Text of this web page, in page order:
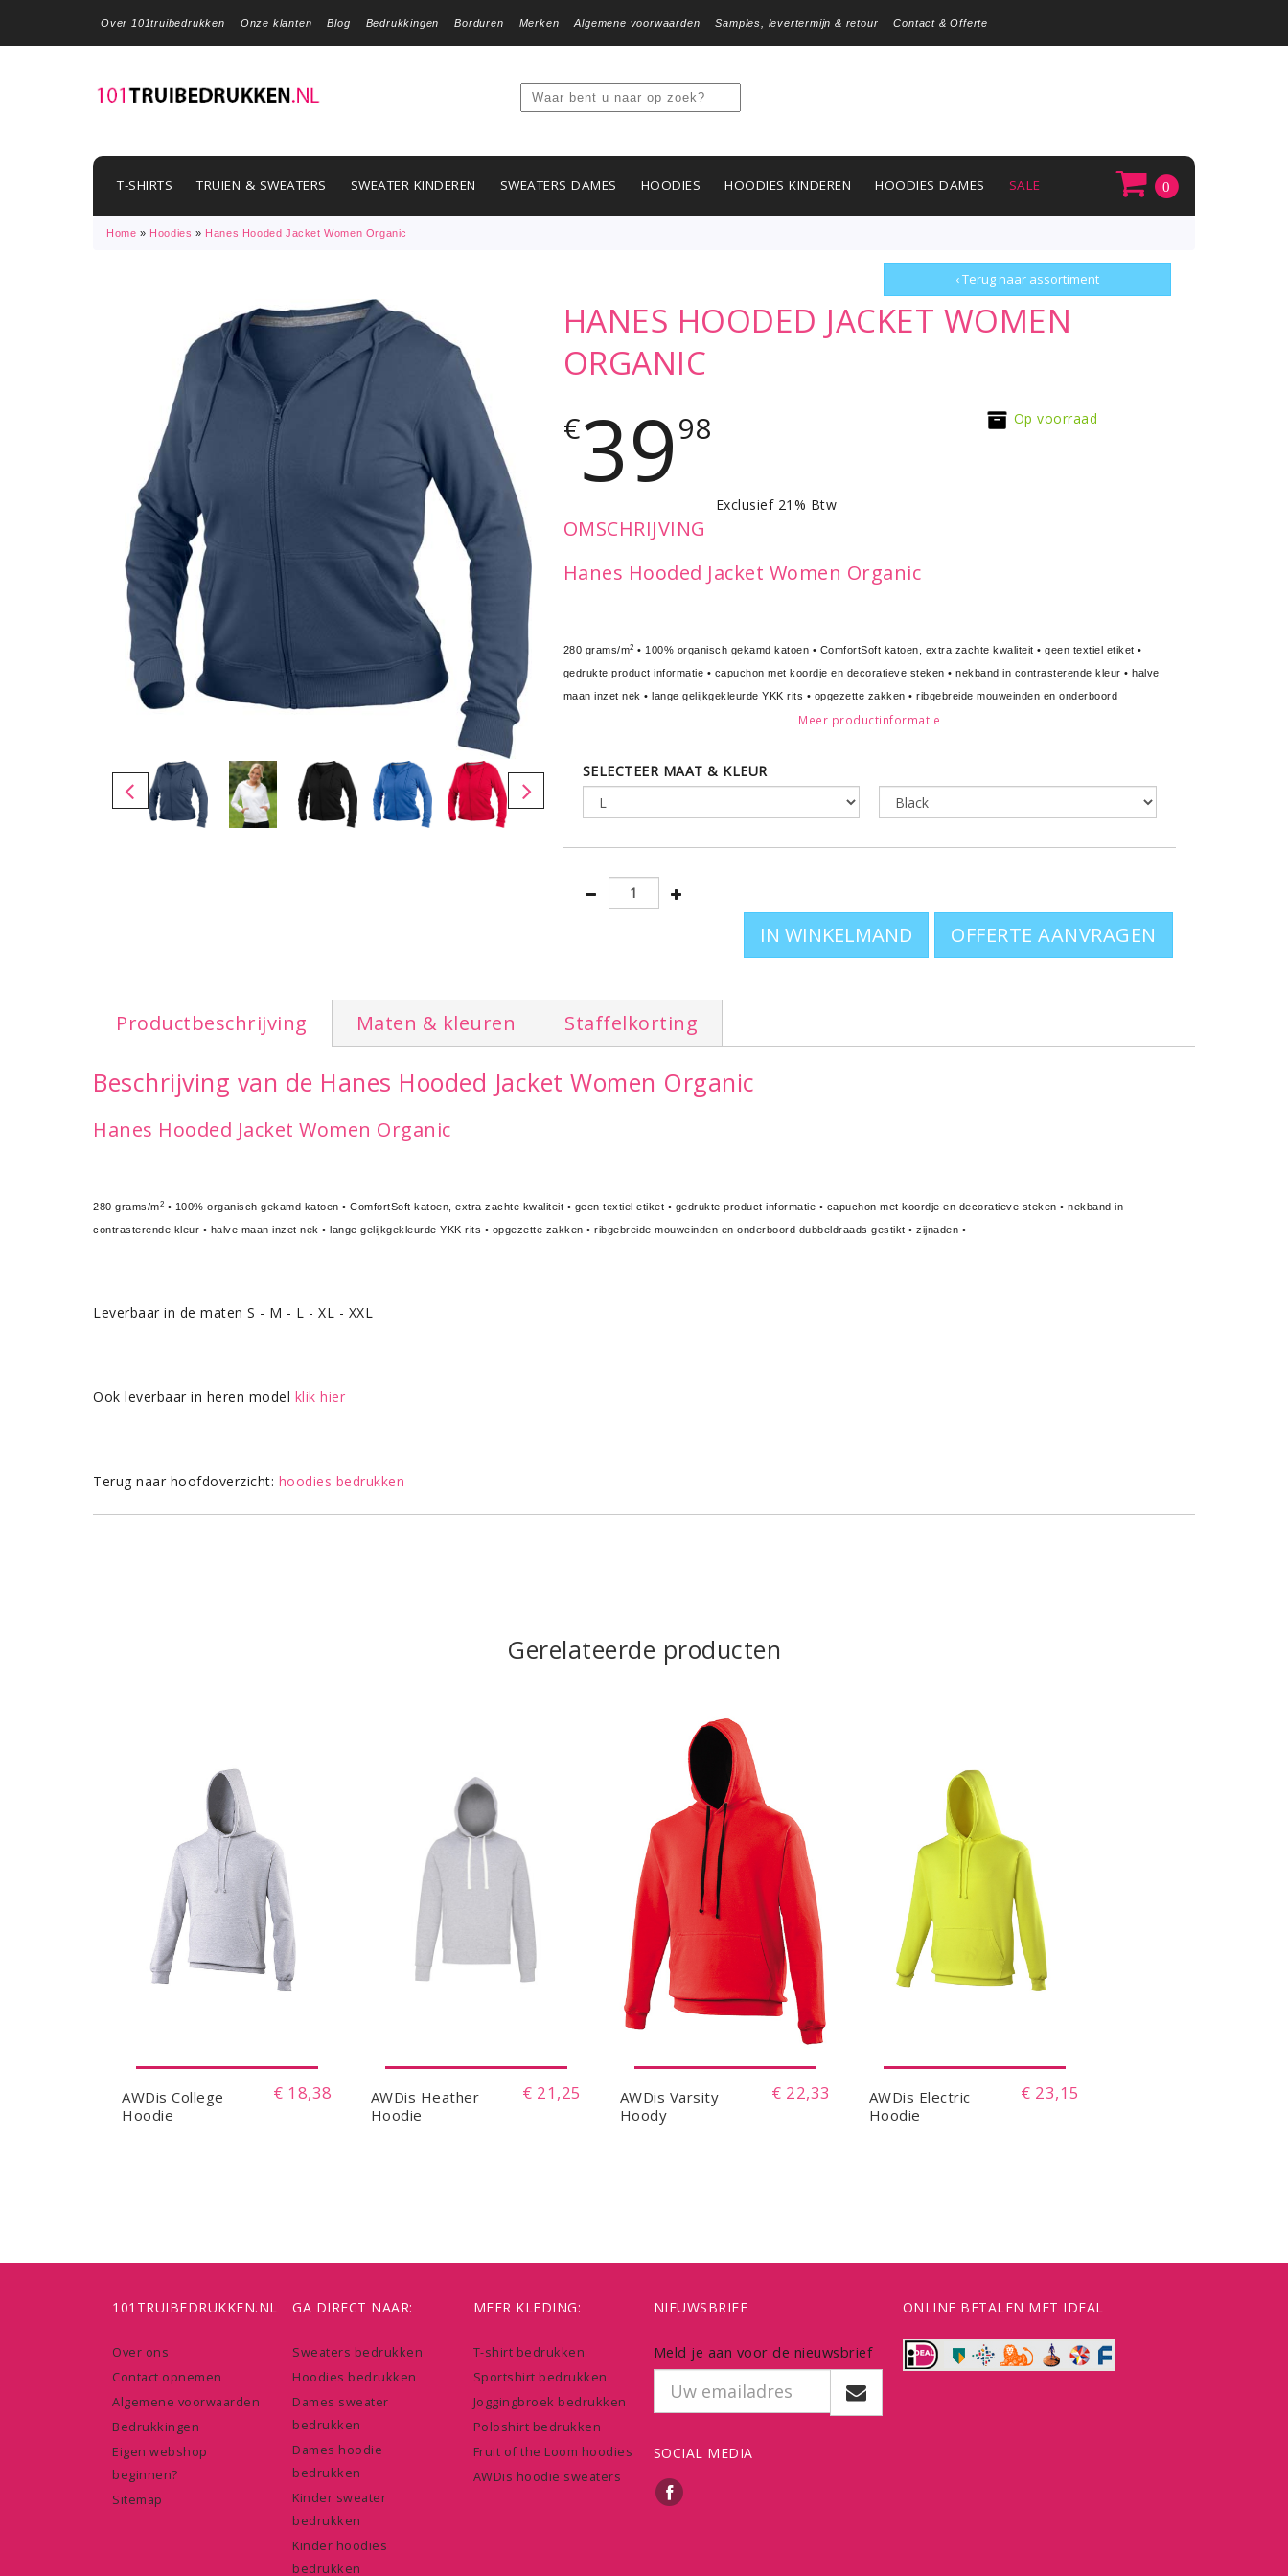
Over 101truibedrukken Onze klanten Blog Bedrukkingen Borduren Merken Algemene voorwaarden Samples, levertermijn & retour Contact & Offerte
T-SHIRTS TRUIEN & SWEATERS SWEATER KINDEREN SWEATERS DAMES HOODIES HOODIES KINDEREN HOODIES DAMES SALE 0
Home » Hoodies » Hanes Hooded Jacket Women Organic
‹ Terug naar assortiment
HANES HOODED JACKET WOMEN
ORGANIC
€3998
Exclusief 21% Btw
Op voorraad
OMSCHRIJVING
Hanes Hooded Jacket Women Organic
280 grams/m2 • 100% organisch gekamd katoen • ComfortSoft katoen, extra zachte kwaliteit • geen textiel etiket •
gedrukte product informatie • capuchon met koordje en decoratieve steken • nekband in contrasterende kleur • halve
maan inzet nek • lange gelijkgekleurde YKK rits • opgezette zakken • ribgebreide mouweinden en onderboord
Leverbaar in de maten S - M - L - XL - XXL
Ook leverbaar in heren model
Meer productinformatie
SELECTEER MAAT & KLEUR
OFFERTE AANVRAGEN
Productbeschrijving Maten & kleuren Staffelkorting
Beschrijving van de Hanes Hooded Jacket Women Organic
Hanes Hooded Jacket Women Organic
280 grams/m2 • 100% organisch gekamd katoen • ComfortSoft katoen, extra zachte kwaliteit • geen textiel etiket • gedrukte product informatie • capuchon met koordje en decoratieve steken • nekband in
contrasterende kleur • halve maan inzet nek • lange gelijkgekleurde YKK rits • opgezette zakken • ribgebreide mouweinden en onderboord dubbeldraads gestikt • zijnaden •
Leverbaar in de maten S - M - L - XL - XXL
Ook leverbaar in heren model klik hier
Terug naar hoofdoverzicht: hoodies bedrukken
Gerelateerde producten
AWDis College
Hoodie
€ 18,38
AWDis Heather
Hoodie
€ 21,25
AWDis Varsity
Hoody
€ 22,33
AWDis Electric
Hoodie
€ 23,15
101TRUIBEDRUKKEN.NL
Over ons
Contact opnemen
Algemene voorwaarden
Bedrukkingen
Eigen webshop
beginnen?
Sitemap
GA DIRECT NAAR:
Sweaters bedrukken
Hoodies bedrukken
Dames sweater
bedrukken
Dames hoodie
bedrukken
Kinder sweater
bedrukken
Kinder hoodies
bedrukken
MEER KLEDING:
T-shirt bedrukken
Sportshirt bedrukken
Joggingbroek bedrukken
Poloshirt bedrukken
Fruit of the Loom hoodies
AWDis hoodie sweaters
NIEUWSBRIEF
Meld je aan voor de nieuwsbrief
SOCIAL MEDIA
ONLINE BETALEN MET IDEAL